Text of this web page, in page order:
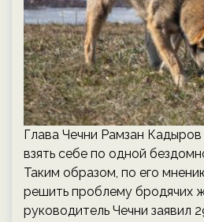
Глава Чечни Рамзан
взять себе по одной
Таким образом, по его
решить проблему бродячих
руководитель Чечни заявил